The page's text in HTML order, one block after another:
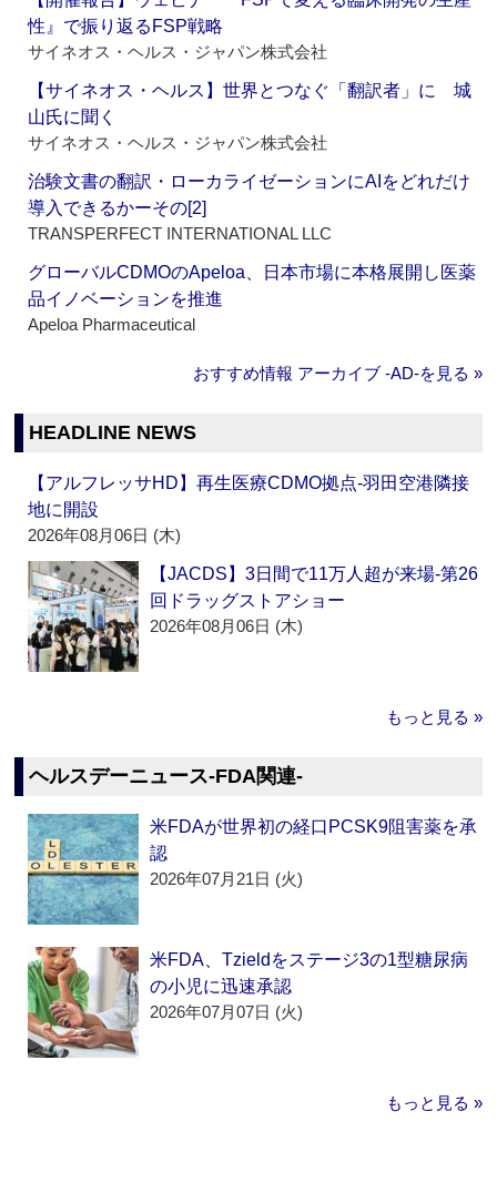
性』で振り返るFSP戦略
サイネオス・ヘルス・ジャパン株式会社
【サイネオス・ヘルス】世界とつなぐ「翻訳者」に 城
山氏に聞く
サイネオス・ヘルス・ジャパン株式会社
治験文書の翻訳・ローカライゼーションにAIをどれだけ
導入できるかーその[2]
TRANSPERFECT INTERNATIONAL LLC
グローバルCDMOのApeloa、日本市場に本格展開し医薬
品イノベーションを推進
Apeloa Pharmaceutical
おすすめ情報 アーカイブ ‐AD‐を見る »
HEADLINE NEWS
【アルフレッサHD】再生医療CDMO拠点‐羽田空港隣接
地に開設
2026年08月06日 (木)
【JACDS】3日間で11万人超が来場‐第26
回ドラッグストアショー
2026年08月06日 (木)
もっと見る »
ヘルスデーニュース‐FDA関連‐
米FDAが世界初の経口PCSK9阻害薬を承
認
2026年07月21日 (火)
米FDA、Tzieldをステージ3の1型糖尿病
の小児に迅速承認
2026年07月07日 (火)
もっと見る »